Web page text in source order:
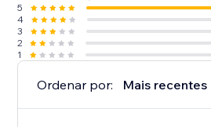
5
4
3
2
1
Ordenar por: Mais recentes